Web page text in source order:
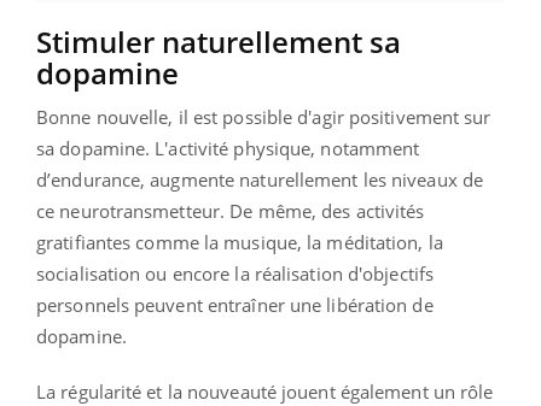
Stimuler naturellement sa
dopamine
Bonne nouvelle, il est possible d'agir positivement sur
sa dopamine. L'activité physique, notamment
d’endurance, augmente naturellement les niveaux de
ce neurotransmetteur. De même, des activités
gratifiantes comme la musique, la méditation, la
socialisation ou encore la réalisation d'objectifs
personnels peuvent entraîner une libération de
dopamine.
La régularité et la nouveauté jouent également un rôle